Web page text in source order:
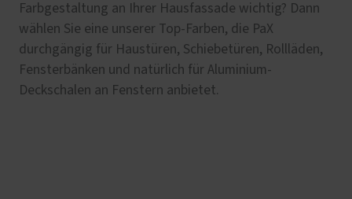
Farbgestaltung an Ihrer Hausfassade wichtig? Dann
wählen Sie eine unserer Top-Farben, die PaX
durchgängig für Haustüren, Schiebetüren, Rollläden,
Fensterbänken und natürlich für Aluminium-
Deckschalen an Fenstern anbietet.